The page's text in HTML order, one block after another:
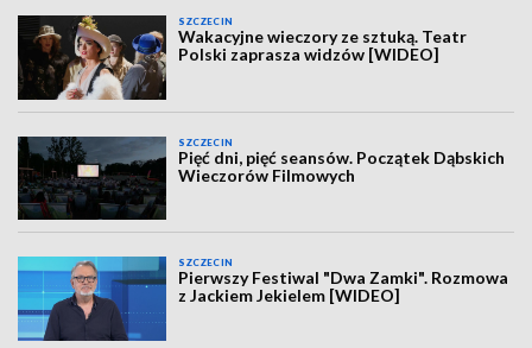
SZCZECIN
Wakacyjne wieczory ze sztuką. Teatr
Polski zaprasza widzów [WIDEO]
SZCZECIN
Pięć dni, pięć seansów. Początek Dąbskich
Wieczorów Filmowych
SZCZECIN
Pierwszy Festiwal "Dwa Zamki". Rozmowa
z Jackiem Jekielem [WIDEO]